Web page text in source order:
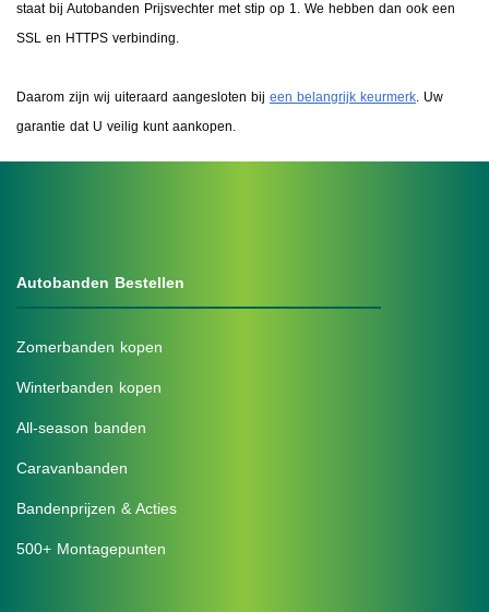
staat bij Autobanden Prijsvechter met stip op 1. We hebben dan ook een
SSL en HTTPS verbinding.
Daarom zijn wij uiteraard aangesloten bij een belangrijk keurmerk. Uw
garantie dat U veilig kunt aankopen.
Autobanden Bestellen
Zomerbanden kopen
Winterbanden kopen
All-season banden
Caravanbanden
Bandenprijzen & Acties
500+ Montagepunten